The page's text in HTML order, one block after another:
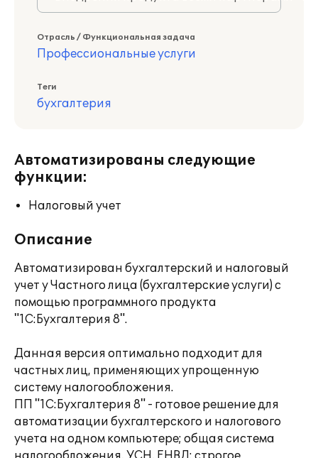
Отрасль / Функциональная задача
Профессиональные услуги
Теги
бухгалтерия
Автоматизированы следующие
функции:
Налоговый учет
Описание
Автоматизирован бухгалтерский и налоговый
учет у Частного лица (бухгалтерские услуги) с
помощью программного продукта
"1С:Бухгалтерия 8".
Данная версия оптимально подходит для
частных лиц, применяющих упрощенную
систему налогообложения.
ПП "1С:Бухгалтерия 8" - готовое решение для
автоматизации бухгалтерского и налогового
учета на одном компьютере; общая система